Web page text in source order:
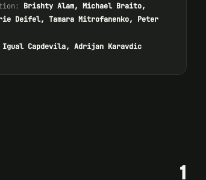
Brishty Alam, Michael Braito,
Deifel, Tamara Mitrofanenko, Peter
Capdevila, Adrijan Karavdic
1